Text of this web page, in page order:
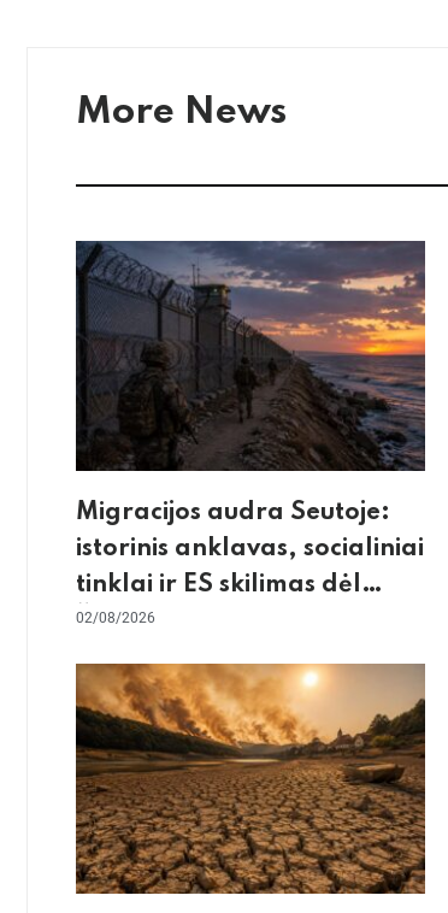
More News
Migracijos audra Seutoje:
istorinis anklavas, socialiniai
tinklai ir ES skilimas dėl
Šengeno zonos
02/08/2026